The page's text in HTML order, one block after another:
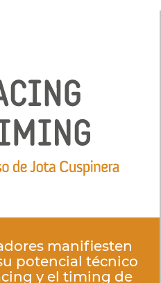
manifiesten
potencial técnico
y el timing de